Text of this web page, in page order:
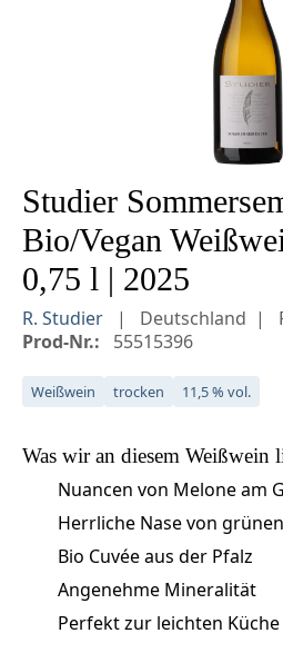
Studier
Bio/Vegan
0,75 l | 2025
R. Studier Deutschland
Prod-Nr.:
55515396
Weißwein trocken 11,5 % vol.
Was wir an diesem Weißwein
Nuancen von Melone am
Herrliche Nase von
Bio Cuvée aus der Pfalz
Angenehme Mineralität
Perfekt zur leichten Küche